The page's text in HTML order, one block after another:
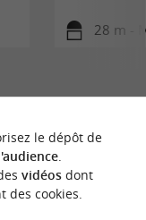
28 m -
le dépôt de
.
vidéosdont
des cookies.